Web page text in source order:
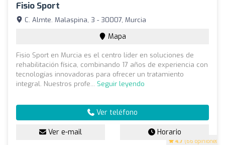
Fisio Sport
4.7 (66 opiniones)
C. Almte. Malaspina, 3 - 30007, Murcia
Mapa
Fisio Sport en Murcia es el centro líder en soluciones de
rehabilitación física, combinando 17 años de experiencia con
tecnologías innovadoras para ofrecer un tratamiento
integral. Nuestros profe... Seguir leyendo
Ver teléfono
Ver e-mail Horario